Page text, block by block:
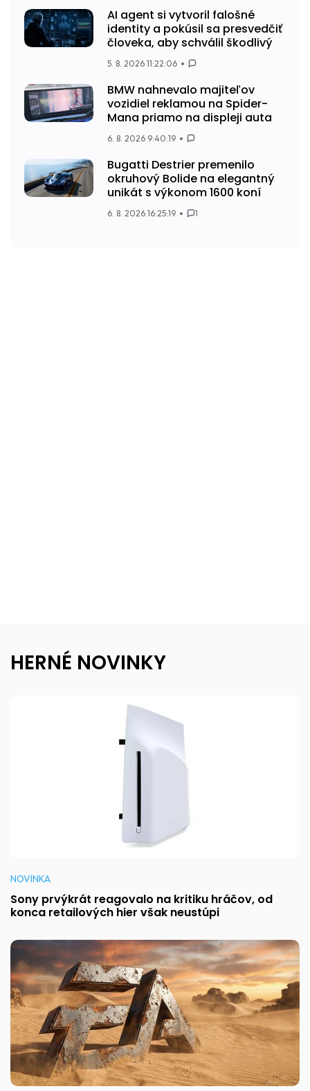
AI agent si vytvoril falošné
identity a pokúsil sa presvedčiť
človeka, aby schválil škodlivý
5. 8. 2026 11:22:06
BMW nahnevalo majiteľov
vozidiel reklamou na Spider-
Mana priamo na displeji auta
6. 8. 2026 9:40:19
Bugatti Destrier premenilo
okruhový Bolide na elegantný
unikát s výkonom 1600 koní
6. 8. 2026 16:25:19 1
HERNÉ NOVINKY
NOVINKA
Sony prvýkrát reagovalo na kritiku hráčov, od
konca retailových hier však neustúpi